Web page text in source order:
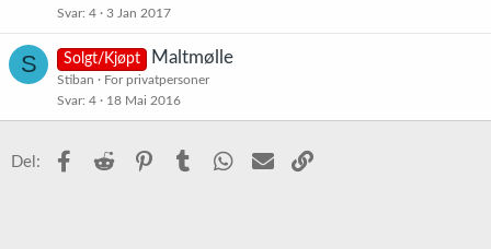
Svar 4 3 Jan 2017
S Solgt/Kjøpt Maltmølle
Stiban
For privatpersoner
Svar 4 18 Mai 2016
Del: Facebook
Reddit PinterestTumblr WhatsApp
E-post